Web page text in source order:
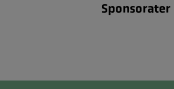
Sponsorater